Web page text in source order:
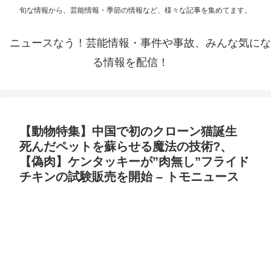
旬な情報から、芸能情報・季節の情報など、様々な記事を集めてます。
ニュースなう！芸能情報・事件や事故、みんな気にな
る情報を配信！
【動物特集】中国で初のクローン猫誕生
死んだペットを蘇らせる魔法の技術?、
【偽肉】ケンタッキーが”肉無し”フライド
チキンの試験販売を開始 – トモニュース